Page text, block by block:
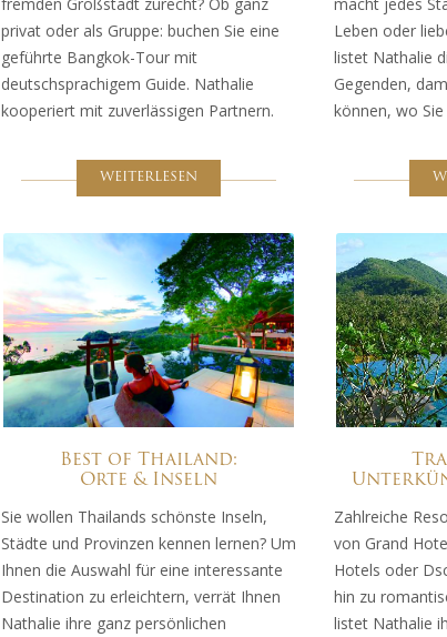
privat oder als Gruppe: buchen Sie eine
geführte Bangkok-Tour mit
deutschsprachigem Guide. Nathalie
kooperiert mit zuverlässigen Partnern.
WEITERLESEN
Leben oder
listet Nathalie
Gegenden,
können, wo
Best of Thailand:
Orte & Inseln
Sie wollen Thailands schönste Inseln,
Städte und Provinzen kennen lernen? Um
Ihnen die Auswahl für eine interessante
Destination zu erleichtern, verrät Ihnen
Nathalie ihre ganz persönlichen
Zahlreiche
von Grand
Hotels oder
hin zu
listet Nathalie